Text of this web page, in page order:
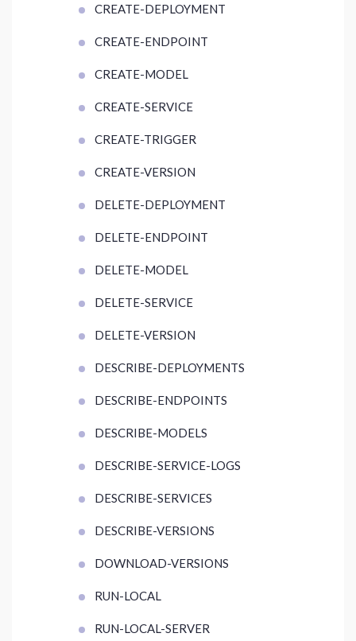
CREATE-DEPLOYMENT
CREATE-ENDPOINT
CREATE-MODEL
CREATE-SERVICE
CREATE-TRIGGER
CREATE-VERSION
DELETE-DEPLOYMENT
DELETE-ENDPOINT
DELETE-MODEL
DELETE-SERVICE
DELETE-VERSION
DESCRIBE-DEPLOYMENTS
DESCRIBE-ENDPOINTS
DESCRIBE-MODELS
DESCRIBE-SERVICE-LOGS
DESCRIBE-SERVICES
DESCRIBE-VERSIONS
DOWNLOAD-VERSIONS
RUN-LOCAL
RUN-LOCAL-SERVER